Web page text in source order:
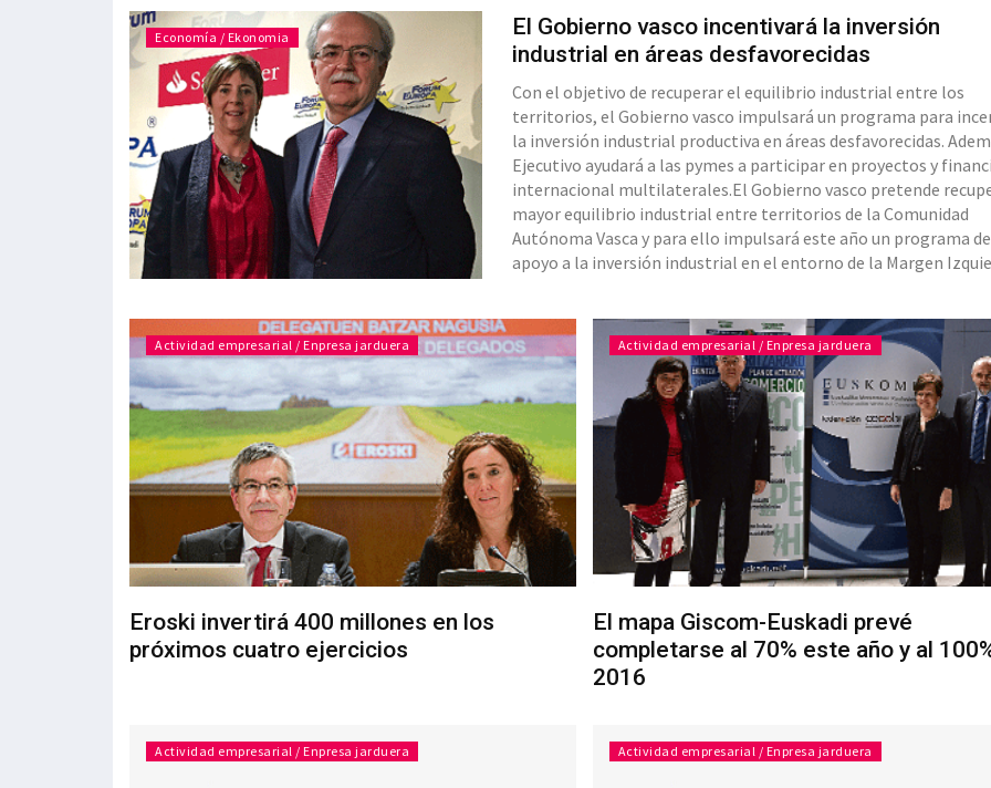
Economía / Ekonomia
El Gobierno vasco incentivará la inversión
industrial en áreas desfavorecidas
Con el objetivo de recuperar el equilibrio industrial entre los
territorios, el Gobierno vasco impulsará un programa para
la inversión industrial productiva en áreas desfavorecidas.
Ejecutivo ayudará a las pymes a participar en proyectos y
internacional multilaterales.El Gobierno vasco pretende
mayor equilibrio industrial entre territorios de la Comunidad
Autónoma Vasca y para ello impulsará este año un programa de
apoyo a la inversión industrial en el entorno de la Margen
Actividad empresarial / Enpresa jarduera
Eroski invertirá 400 millones en los
próximos cuatro ejercicios
Actividad empresarial / Enpresa jarduera
El mapa Giscom-Euskadi prevé
completarse al 70% este año y al
2016
Actividad empresarial / Enpresa jarduera Actividad empresarial / Enpresa jarduera